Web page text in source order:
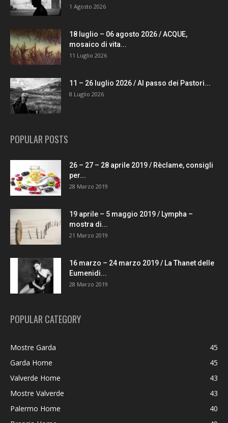
1 Agosto 2026
18 luglio – 06 agosto 2026 / ACQUE,
mosaico di vita...
11 Luglio 2026
11 – 26 luglio 2026 / Al passo dei Pastori...
8 Luglio 2026
POPULAR POSTS
26 – 27 – 28 aprile 2019 / Rèclame, consigli
per...
28 Marzo 2019
19 aprile – 5 maggio 2019 / Lympha –
mostra di...
21 Marzo 2019
16 marzo – 24 marzo 2019 / La Thanet delle
Eumenidi...
28 Marzo 2019
POPULAR CATEGORY
Mostre Garda
45
Garda Home
45
Valverde Home
43
Mostre Valverde
43
Palermo Home
40